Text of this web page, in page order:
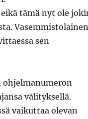
tämä nyt ole
Vasemmistolainen
sen
ohjelmanumeron
välityksellä.
vaikuttaa olevan